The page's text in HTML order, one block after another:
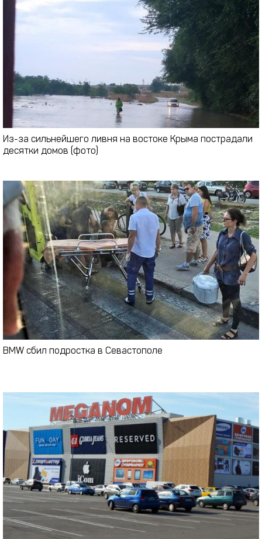
Из-за сильнейшего ливня на востоке Крыма пострадали
десятки домов (фото)
BMW сбил подростка в Севастополе